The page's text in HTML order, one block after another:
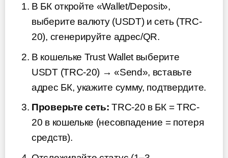
В БК откройте «Wallet/Deposit»,
выберите валюту (USDT) и сеть (TRC-
20), сгенерируйте адрес/QR.
В кошельке Trust Wallet выберите
USDT (TRC-20) → «Send», вставьте
адрес БК, укажите сумму, подтвердите.
Проверьте сеть: TRC-20 в БК = TRC-
20 в кошельке (несовпадение = потеря
средств).